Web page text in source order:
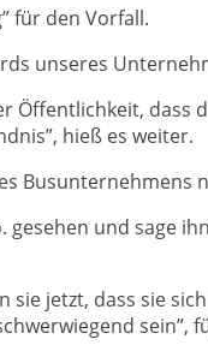
für den Vorfall.
unseres
hieß es weiter.
Busunternehmens
und sage
jetzt, dass sie
sein”,